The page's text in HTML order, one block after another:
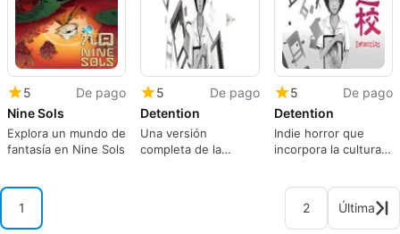
5
De pago
Nine Sols
Explora un mundo de
fantasía en Nine Sols
5
De pago
Detention
Una versión
completa de la
5
De pago
Detention
Indie horror que
incorpora la cultura
1 2 Última